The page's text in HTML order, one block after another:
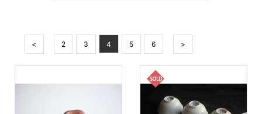
< 2 3 4 5 6 >